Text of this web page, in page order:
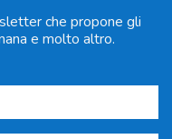
che propone gli
e molto altro.